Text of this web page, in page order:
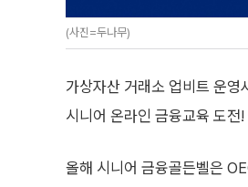
(사진=두나무)
가상자산 거래소 업비트 운영
시니어 온라인 금융교육 도전
올해 시니어 금융골든벨은